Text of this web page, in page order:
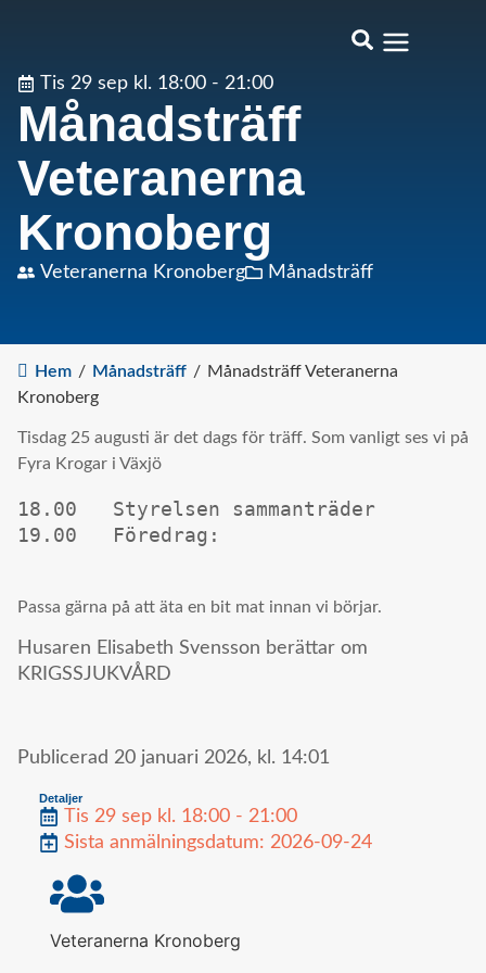
Tis 29 sep kl. 18:00 - 21:00
Månadsträff
Veteranerna
Kronoberg
Veteranerna Kronoberg Månadsträff
Hem / Månadsträff / Månadsträff Veteranerna
Kronoberg
Tisdag 25 augusti är det dags för träff. Som vanligt ses vi på
Fyra Krogar i Växjö
18.00	Styrelsen sammanträder
19.00	Föredrag:
Passa gärna på att äta en bit mat innan vi börjar.
Husaren Elisabeth Svensson berättar om
KRIGSSJUKVÅRD
Publicerad 20 januari 2026, kl. 14:01
Detaljer
Tis 29 sep kl. 18:00 - 21:00
Sista anmälningsdatum: 2026-09-24
Veteranerna Kronoberg